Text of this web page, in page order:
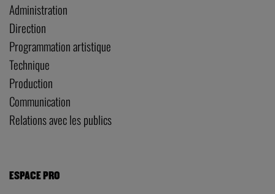
Administration
Direction
Programmation artistique
Technique
Production
Communication
Relations avec les publics
ESPACE PRO